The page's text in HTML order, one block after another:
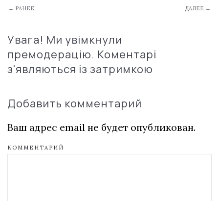
← РАНЕЕ ДАЛЕЕ →
Увага! Ми увімкнули
премодерацію. Коментарі
з'являються із затримкою
Добавить комментарий
Ваш адрес email не будет опубликован.
КОММЕНТАРИЙ